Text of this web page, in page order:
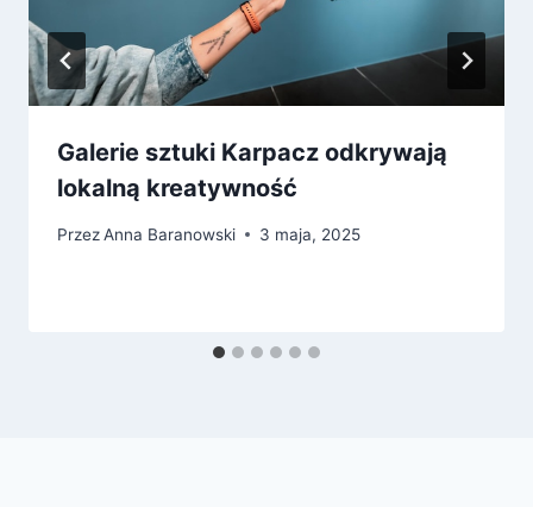
Galerie sztuki Karpacz odkrywają
lokalną kreatywność
PrzezAnna Baranowski 3 maja, 2025